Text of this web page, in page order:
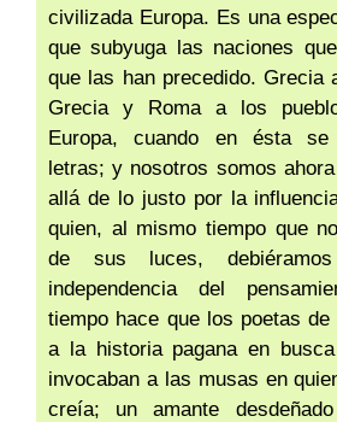
civilizada Europa. Es una
que subyuga las naciones
que las han precedido. Grecia
Grecia y Roma a los
Europa, cuando en ésta se
letras; y nosotros somos
allá de lo justo por la
quien, al mismo tiempo que
de sus luces,
independencia del
tiempo hace que los poetas
a la historia pagana en
invocaban a las musas en
creía; un amante